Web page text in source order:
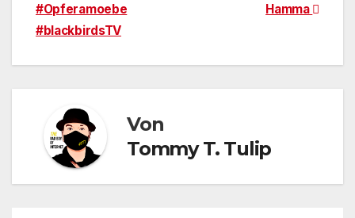
Hamma
#Opferamoebe
#blackbirdsTV
Von
Tommy T. Tulip